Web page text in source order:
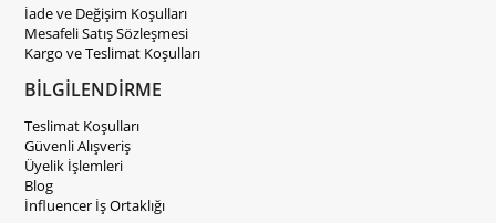
İade ve Değişim Koşulları
Mesafeli Satış Sözleşmesi
Kargo ve Teslimat Koşulları
BİLGİLENDİRME
Teslimat Koşulları
Güvenli Alışveriş
Üyelik İşlemleri
Blog
İnfluencer İş Ortaklığı